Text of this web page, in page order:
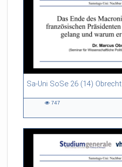
Sa-Uni SoSe 26 (14) Obrecht
46:53 duration
747